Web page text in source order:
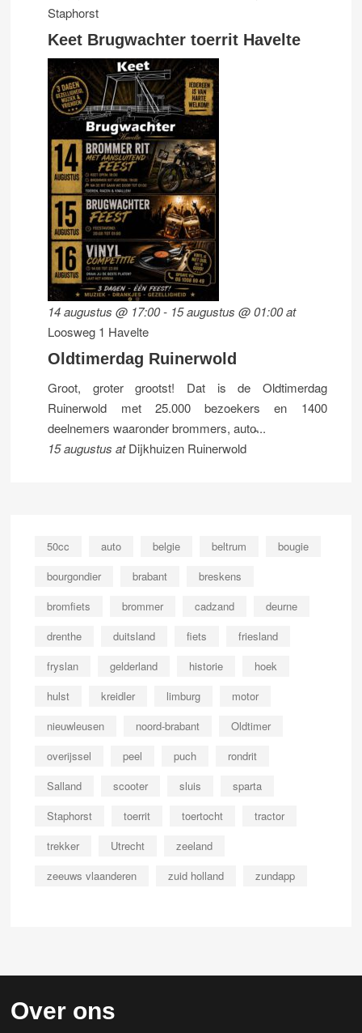
Staphorst
Keet Brugwachter toerrit Havelte
14 augustus @ 17:00- 15 augustus @ 01:00at
Loosweg 1 Havelte
Oldtimerdag Ruinerwold
Groot, groter grootst! Dat is de Oldtimerdag
Ruinerwold met 25.000 bezoekers en 1400
deelnemers waaronder brommers, auto̵...
15 augustus atDijkhuizen Ruinerwold
50cc auto belgie beltrum
bougie
bourgondier
brabant
breskens
bromfiets
brommer cadzand
deurne
drenthe
duitsland fiets
friesland
fryslan
gelderland historie
hoek
hulst
kreidler limburg
motor
nieuwleusen
noord-brabant
Oldtimer
overijssel
peel puch
rondrit
Salland
scooter sluis
sparta
Staphorst
toerrit toertocht
tractor
trekker
Utrecht
zeeland
zeeuws vlaanderen
zuid holland zundapp
Over ons